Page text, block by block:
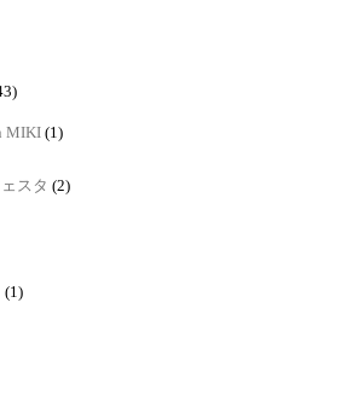
MIKI (1)
スタ (2)
(1)